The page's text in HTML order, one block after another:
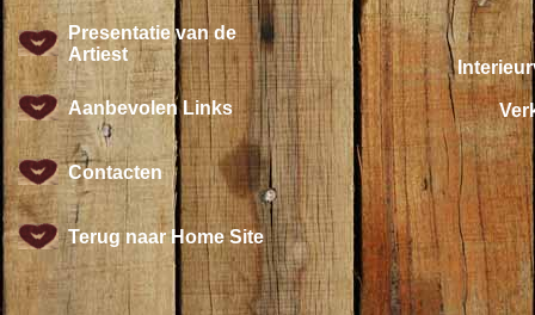
Presentatie van de
Artiest
Aanbevolen Links
Contacten
Terug naar Home Site